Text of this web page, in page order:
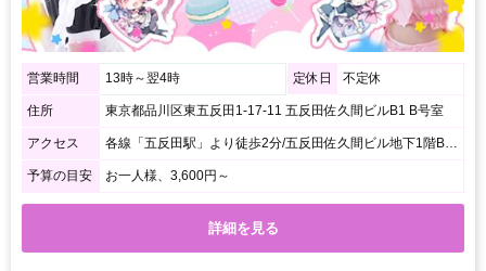
営業時間 13時～翌4時 定休日 不定休
住所 東京都品川区東五反田1-17-11 五反田佐久間ビルB1 B号室
アクセス 各線「五反田駅」より徒歩2分/五反田佐久間ビル地下1階B号室になります
予算の目安 お一人様、3,600円～
詳細を見る